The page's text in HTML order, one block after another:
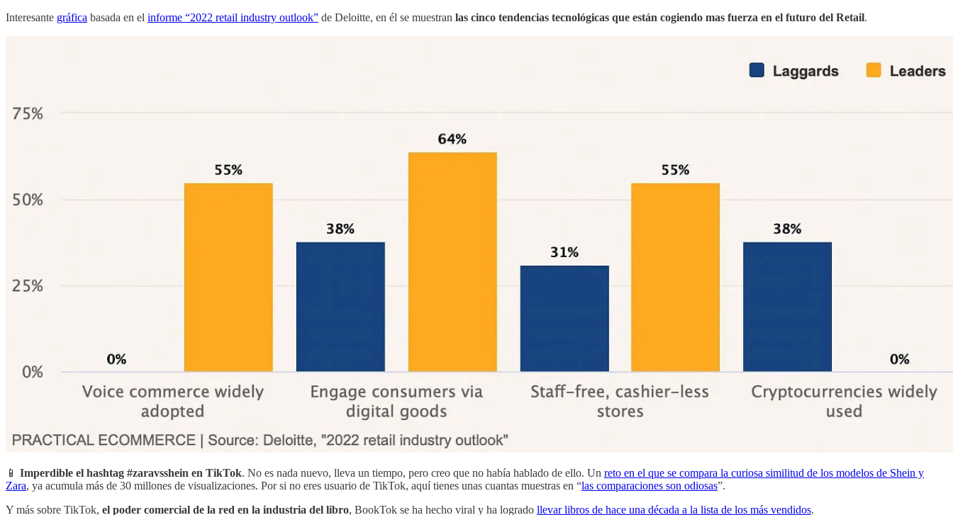
Interesante gráfica basada en el informe “2022 retail industry outlook” de Deloitte, en él se muestran las cinco tendencias tecnológicas que están cogiendo mas fuerza en el futuro del Retail.
📱 Imperdible el hashtag #zaravsshein en TikTok. No es nada nuevo, lleva un tiempo, pero creo que no había hablado de ello. Un reto en el que se compara la curiosa similitud de los modelos de Shein y
Zara, ya acumula más de 30 millones de visualizaciones. Por si no eres usuario de TikTok, aquí tienes unas cuantas muestras en “las comparaciones son odiosas”.
Y más sobre TikTok, el poder comercial de la red en la industria del libro, BookTok se ha hecho viral y ha logrado llevar libros de hace una década a la lista de los más vendidos.